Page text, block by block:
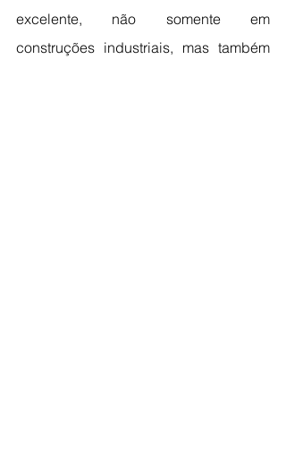
excelente, não somente em
construções industriais, mas também